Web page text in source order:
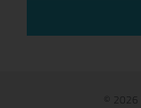
©